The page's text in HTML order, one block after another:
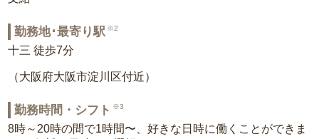
勤務地･最寄り駅 ※2
十三 徒歩7分
（大阪府大阪市淀川区付近）
勤務時間・シフト ※3
8時～20時の間で1時間〜、好きな日時に働くことができま